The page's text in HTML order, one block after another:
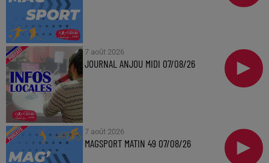
7 août 2026
JOURNAL ANJOU MIDI 07/08/26
7 août 2026
MAGSPORT MATIN 49 07/08/26